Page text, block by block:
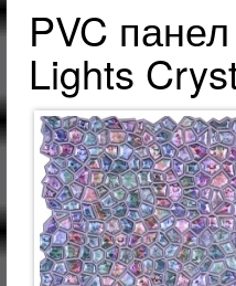
PVC
Lights